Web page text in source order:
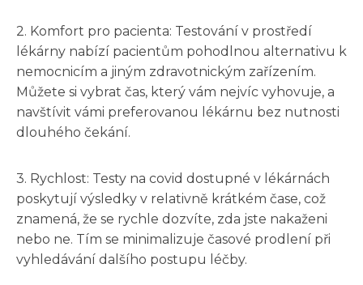
2. Komfort pro pacienta: Testování v prostředí
lékárny nabízí pacientům pohodlnou alternativu k
nemocnicím a jiným zdravotnickým zařízením.
Můžete si vybrat čas, který vám nejvíc vyhovuje, a
navštívit vámi preferovanou lékárnu bez nutnosti
dlouhého čekání.
3. Rychlost: Testy na covid dostupné v lékárnách
poskytují výsledky v relativně krátkém čase, což
znamená, že se rychle dozvíte, zda jste nakaženi
nebo ne. Tím se minimalizuje časové prodlení při
vyhledávání dalšího postupu léčby.